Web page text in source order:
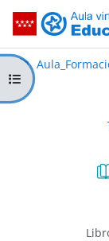
Aula Virtual de
Abrir índice del